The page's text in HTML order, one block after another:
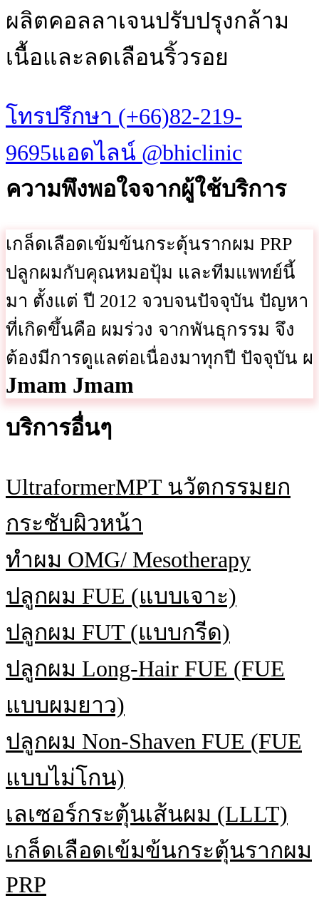
ผลิตคอลลาเจนปรับปรุงกล้าม
เนื้อและลดเลือนริ้วรอย
โทรปรึกษา (+66)82-219-
9695แอดไลน์ @bhiclinic
ความพึงพอใจจากผู้ใช้บริการ
เกล็ดเลือดเข้มข้นกระตุ้นรากผม PRP
ปลูกผมกับคุณหมอปุ้ม และทีมแพทย์นี้
มา ตั้งแต่ ปี 2012 จวบจนปัจจุบัน ปัญหา
ที่เกิดขึ้นคือ ผมร่วง จากพันธุกรรม จึง
ต้องมีการดูแลต่อเนื่องมาทุกปี ปัจจุบัน ผ
Jmam Jmam
บริการอื่นๆ
UltraformerMPT นวัตกรรมยก
กระชับผิวหน้า
ทําผม OMG/ Mesotherapy
ปลูกผม FUE (แบบเจาะ)
ปลูกผม FUT (แบบกรีด)
ปลูกผม Long-Hair FUE (FUE
แบบผมยาว)
ปลูกผม Non-Shaven FUE (FUE
แบบไม่โกน)
เลเซอร์กระตุ้นเส้นผม (LLLT)
เกล็ดเลือดเข้มข้นกระตุ้นรากผม
PRP